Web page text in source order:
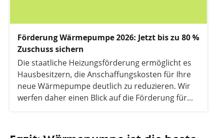
Förderung Wärmepumpe 2026: Jetzt bis zu 80 %
Zuschuss sichern
Die staatliche Heizungsförderung ermöglicht es
Hausbesitzern, die Anschaffungskosten für Ihre
neue Wärmepumpe deutlich zu reduzieren. Wir
werfen daher einen Blick auf die Förderung für